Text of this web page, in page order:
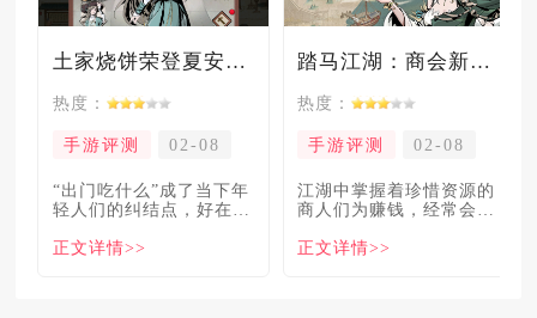
土家烧饼荣登夏安必吃榜？烧饼西施摇身成流量网红！
热度：
手游评测 02-08
“出门吃什么”成了当下年
轻人们的纠结点，好在美
解
正文详情>>
踏马江湖：商会新玩法坑惨奸商，拼多多砍一砍洗脑夏安！
热度：
手游评测 02-08
​江湖中掌握着珍惜资源的
商人们为赚钱，经常会让
倍，
正文详情>>